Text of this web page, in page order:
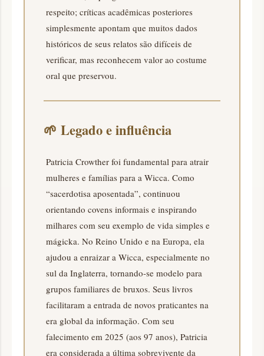
respeito; críticas acadêmicas posteriores
simplesmente apontam que muitos dados
históricos de seus relatos são difíceis de
verificar, mas reconhecem valor ao costume
oral que preservou.
🌱 Legado e influência
Patricia Crowther foi fundamental para atrair
mulheres e famílias para a Wicca. Como
“sacerdotisa aposentada”, continuou
orientando covens informais e inspirando
milhares com seu exemplo de vida simples e
mágicka. No Reino Unido e na Europa, ela
ajudou a enraizar a Wicca, especialmente no
sul da Inglaterra, tornando-se modelo para
grupos familiares de bruxos. Seus livros
facilitaram a entrada de novos praticantes na
era global da informação. Com seu
falecimento em 2025 (aos 97 anos), Patricia
era considerada a última sobrevivente da